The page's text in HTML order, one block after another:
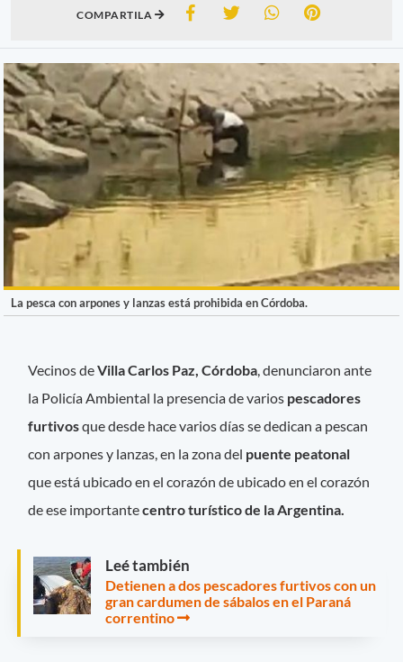
COMPARTILA
La pesca con arpones y lanzas está prohibida en Córdoba.
Vecinos deVilla Carlos Paz, Córdoba , denunciaron ante
la Policía Ambiental la presencia de varios pescadores
furtivosque desde hace varios días se dedican a pescan
con arpones y lanzas, en la zona del puente peatonal
que está ubicado en el corazón de ubicado en el corazón
de ese importantecentro turístico de la Argentina.
Leé también
Detienen a dos pescadores furtivos con un
gran cardumen de sábalos en el Paraná
correntino